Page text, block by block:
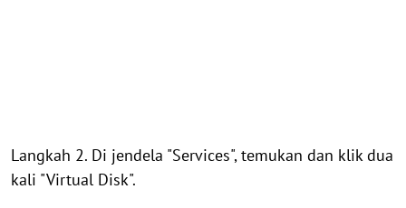
Langkah 2. Di jendela "Services", temukan dan klik dua
kali "Virtual Disk".